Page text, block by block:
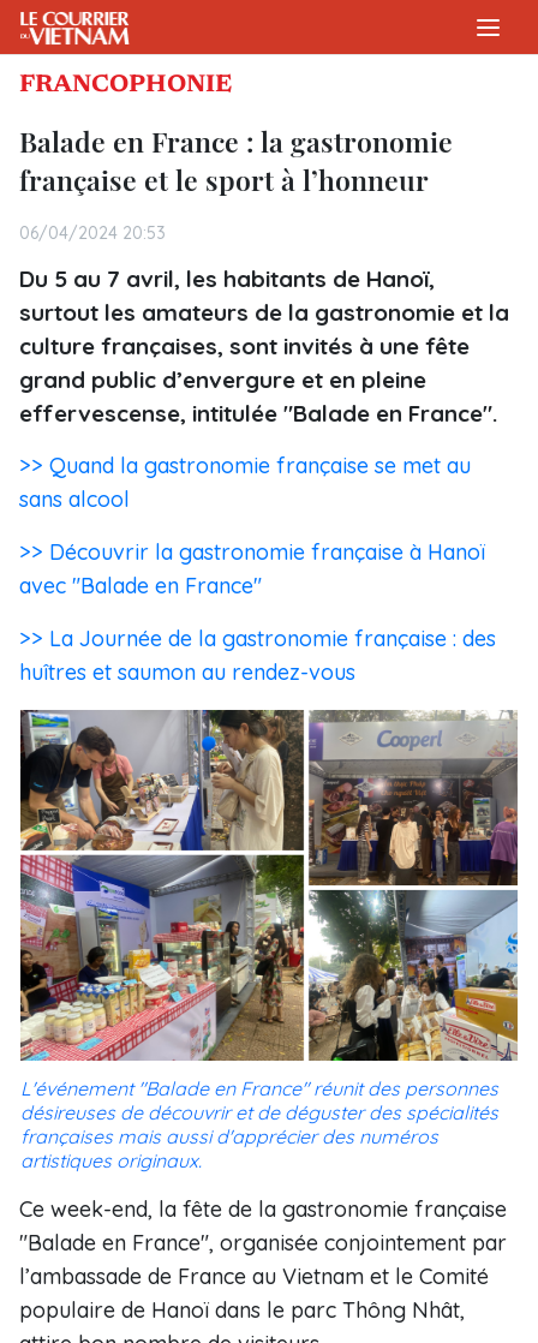
FRANCOPHONIE
Balade en France : la gastronomie
française et le sport à l’honneur
06/04/2024 20:53
Du 5 au 7 avril, les habitants de Hanoï,
surtout les amateurs de la gastronomie et la
culture françaises, sont invités à une fête
grand public d’envergure et en pleine
effervescense, intitulée "Balade en France".
>> Quand la gastronomie française se met au
sans alcool
>> Découvrir la gastronomie française à Hanoï
avec "Balade en France"
>> La Journée de la gastronomie française : des
huîtres et saumon au rendez-vous
L'événement "Balade en France" réunit des personnes
désireuses de découvrir et de déguster des spécialités
françaises mais aussi d'apprécier des numéros
artistiques originaux.
Ce week-end, la fête de la gastronomie française
"Balade en France", organisée conjointement par
l’ambassade de France au Vietnam et le Comité
populaire de Hanoï dans le parc Thông Nhât,